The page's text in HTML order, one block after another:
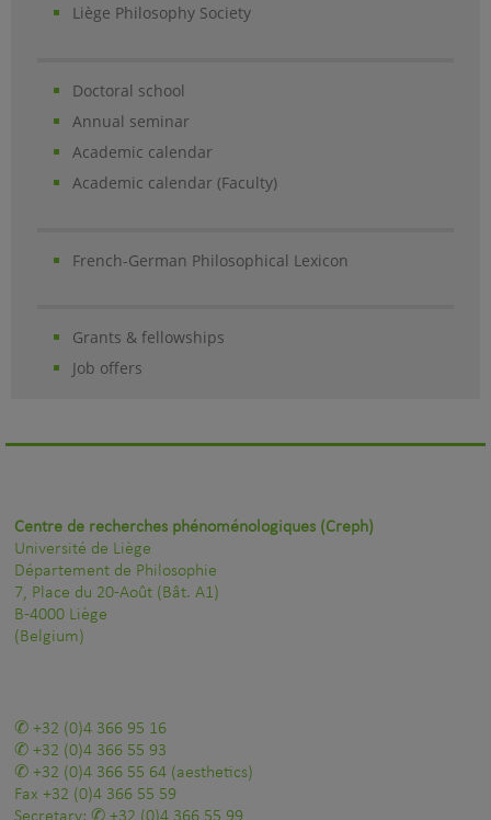
Liège Philosophy Society
Doctoral school
Annual seminar
Academic calendar
Academic calendar (Faculty)
French-German Philosophical Lexicon
Grants & fellowships
Job offers
Centre de recherches phénoménologiques (Creph)
Université de Liège
Département de Philosophie
7, Place du 20-Août (Bât. A1)
B-4000 Liège
(Belgium)
+32 (0)4 366 95 16
+32 (0)4 366 55 93
+32 (0)4 366 55 64 (aesthetics)
Fax +32 (0)4 366 55 59